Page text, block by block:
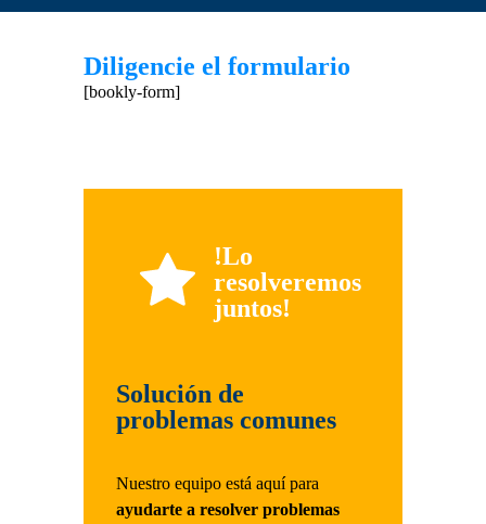
Diligencie el formulario
[bookly-form]
!Lo
resolveremos
juntos!
Solución de
problemas comunes
Nuestro equipo está aquí para
ayudarte a resolver problemas